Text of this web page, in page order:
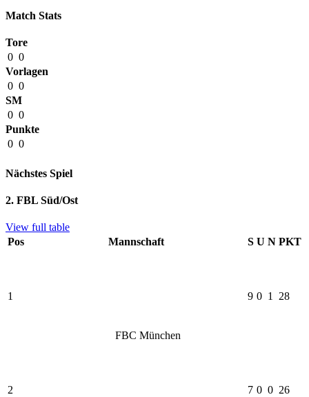
Match Stats
Tore
0 0
Vorlagen
0 0
SM
0 0
Punkte
0 0
Nächstes Spiel
2. FBL Süd/Ost
View full table
Pos
Mannschaft S U N PKT
1
FBC München
9 0 1 28
2 7 0 0 26